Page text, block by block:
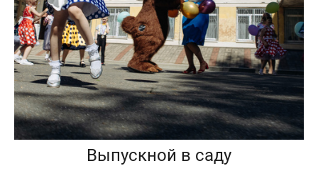
Выпускной в саду